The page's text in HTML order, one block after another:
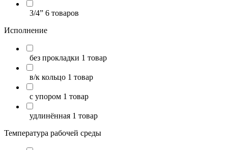
3/4” 6 товаров
Исполнение
без прокладки 1 товар
в/к кольцо 1 товар
с упором 1 товар
удлинённая 1 товар
Температура рабочей среды